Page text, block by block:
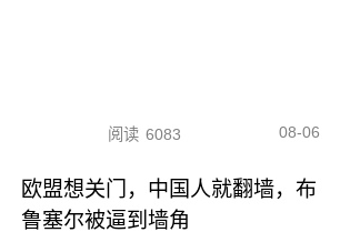
阅读 6083 08-06
欧盟想关门，中国人就翻墙，布
鲁塞尔被逼到墙角